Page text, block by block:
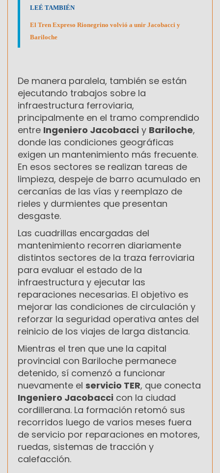
LEÉ TAMBIÉN
El Tren Expreso Rionegrino volvió a unir Jacobacci y
Bariloche
De manera paralela, también se están
ejecutando trabajos sobre la
infraestructura ferroviaria,
principalmente en el tramo comprendido
entre Ingeniero Jacobacci y Bariloche,
donde las condiciones geográficas
exigen un mantenimiento más frecuente.
En esos sectores se realizan tareas de
limpieza, despeje de barro acumulado en
cercanías de las vías y reemplazo de
rieles y durmientes que presentan
desgaste.
Las cuadrillas encargadas del
mantenimiento recorren diariamente
distintos sectores de la traza ferroviaria
para evaluar el estado de la
infraestructura y ejecutar las
reparaciones necesarias. El objetivo es
mejorar las condiciones de circulación y
reforzar la seguridad operativa antes del
reinicio de los viajes de larga distancia.
Mientras el tren que une la capital
provincial con Bariloche permanece
detenido, sí comenzó a funcionar
nuevamente el servicio TER, que conecta
Ingeniero Jacobacci con la ciudad
cordillerana. La formación retomó sus
recorridos luego de varios meses fuera
de servicio por reparaciones en motores,
ruedas, sistemas de tracción y
calefacción.